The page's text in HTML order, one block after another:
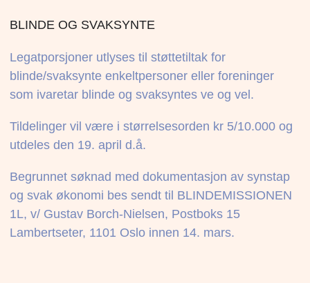
BLINDE OG SVAKSYNTE
Legatporsjoner utlyses til støttetiltak for
blinde/svaksynte enkeltpersoner eller foreninger
som ivaretar blinde og svaksyntes ve og vel.
Tildelinger vil være i størrelsesorden kr 5/10.000 og
utdeles den 19. april d.å.
Begrunnet søknad med dokumentasjon av synstap
og svak økonomi bes sendt til BLINDEMISSIONEN
1L, v/ Gustav Borch-Nielsen, Postboks 15
Lambertseter, 1101 Oslo innen 14. mars.